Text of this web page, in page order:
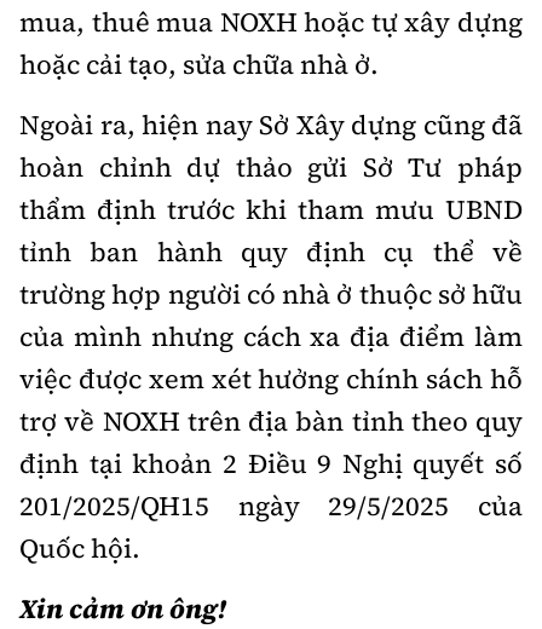
mua, thuê mua NOXH hoặc tự xây dựng
hoặc cải tạo, sửa chữa nhà ở.
Ngoài ra, hiện nay Sở Xây dựng cũng đã
hoàn chỉnh dự thảo gửi Sở Tư pháp
thẩm định trước khi tham mưu UBND
tỉnh ban hành quy định cụ thể về
trường hợp người có nhà ở thuộc sở hữu
của mình nhưng cách xa địa điểm làm
việc được xem xét hưởng chính sách hỗ
trợ về NOXH trên địa bàn tỉnh theo quy
định tại khoản 2 Điều 9 Nghị quyết số
201/2025/QH15 ngày 29/5/2025 của
Quốc hội.
Xin cảm ơn ông!